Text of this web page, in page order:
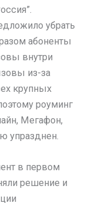
убрать
абоненты
внутри
из-за
крупных
роуминг
Мегафон,
упразднен.
в первом
решение и